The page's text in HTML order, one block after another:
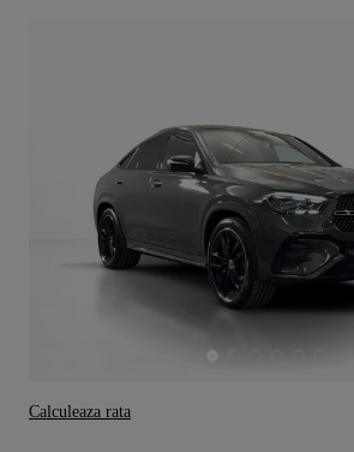
Calculeaza rata